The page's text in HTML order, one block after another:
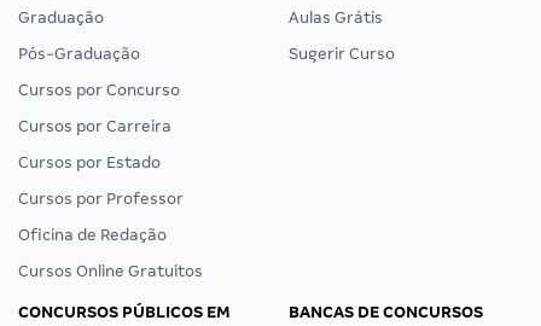
Graduação
Pós-Graduação
Cursos por Concurso
Cursos por Carreira
Cursos por Estado
Cursos por Professor
Oficina de Redação
Cursos Online Gratuitos
Aulas Grátis
Sugerir Curso
CONCURSOS PÚBLICOS EM
BANCAS DE CONCURSOS